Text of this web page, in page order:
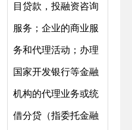
目贷款，投融资咨询
服务；企业的商业服
务和代理活动；办理
国家开发银行等金融
机构的代理业务或统
借分贷（指委托金融